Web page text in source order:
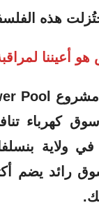
هذه
هو أعيننا